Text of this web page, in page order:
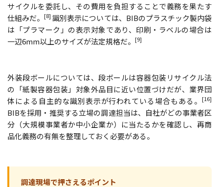
サイクルを委託し、その費用を負担することで義務を果たす
仕組みだ。[8] 識別表示については、BIBのプラスチック製内袋
は「プラマーク」の表示対象であり、印刷・ラベルの場合は
一辺6mm以上のサイズが法定規格だ。 [9]
外装段ボールについては、段ボールは容器包装リサイクル法
の「紙製容器包装」対象外品目に近い位置づけだが、業界団
体による自主的な識別表示が行われている場合もある。
[16]
BIBを採用・推奨する立場の調達担当は、自社がどの事業者区
分（大規模事業者か中小企業か）に当たるかを確認し、再商
品化義務の有無を整理しておく必要がある。
調達現場で押さえるポイント